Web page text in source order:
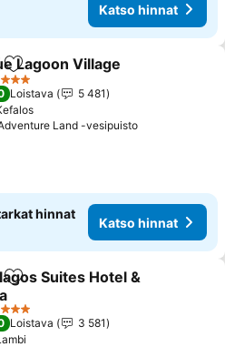
Katso hinnat
Lisää suosikkeihin
Lagoon Village
Loistava
5 481
Land -vesipuisto
hinnat
Katso hinnat
Lisää suosikkeihin
Suites Hotel &
Loistava
3 581